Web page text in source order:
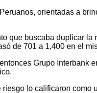
orientadas a
que buscaba duplicar
de 701 a 1,400 en el
Grupo Interbank
lo calificaron